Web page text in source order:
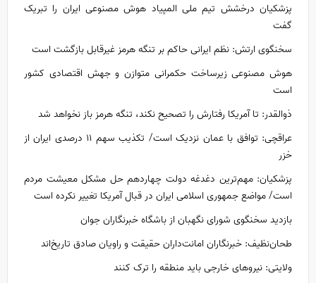
پزشکیان درخشش تیم ملی المپیاد هوش مصنوعی ایران را تبریک
گفت
سخنگوی ارتش: نظم ایرانی حاکم بر تنگه هرمز غیرقابل بازگشت است
هوش مصنوعی زیرساخت حکمرانی متوازن و جهش اقتصادی کشور
است
ذوالقدر: تا آمریکا رفتارش را تصحیح نکند، تنگه هرمز باز نخواهد شد
عراقچی: توافق با عمان نزدیک است/ تکذیب سهم ۱۱ درصدی ایران از
خزر
پزشکیان: مهم‌ترین دغدغه دولت چهاردهم حل مشکل معیشت مردم
است/ مواضع جمهوری اسلامی ایران در قبال آمریکا تغییر نکرده است
بازدید سخنگوی شورای نگهبان از باشگاه خبرنگاران جوان
طحان‌نظیف: خبرنگاران امانت‌داران حقیقت و راویان صادق تاریخ‌اند
ولایتی: نیروهای خارجی باید منطقه را ترک کنند